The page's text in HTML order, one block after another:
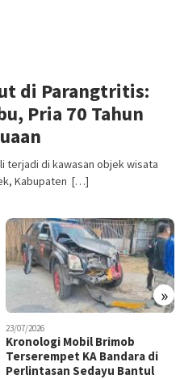
di Parangtritis:
Pria 70 Tahun
terjadi di kawasan objek wisata
Kabupaten […]
»
23/07/2026
Kronologi Mobil Brimob
Terserempet KA Bandara di
Perlintasan Sedayu Bantul